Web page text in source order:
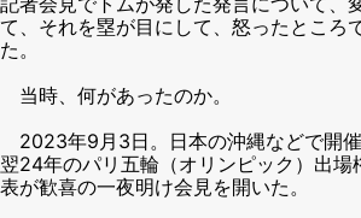
て、それを塁が目にして、怒ったところ
た。
当時、何があったのか。
2023年9月3日。日本の沖縄などで開催
翌24年のパリ五輪（オリンピック）出場
表が歓喜の一夜明け会見を開いた。